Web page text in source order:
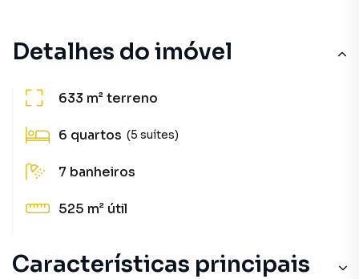
Detalhes do imóvel
633 m²terreno
6 quartos (5 suítes)
7 banheiros
525 m² útil
Características principais